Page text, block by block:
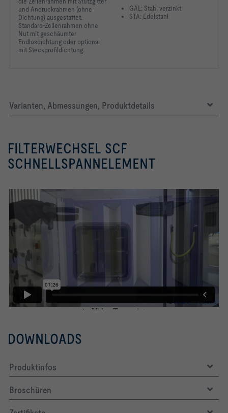
und Andruckrahmen (ohne
Dichtung) ausgestattet.
Standard-Zellenrahmen ohne
Nut mit geschäumter
Endlosdichtung oder optional
mit Steckprofildichtung.
GAL: Stahl verzinkt
STA: Edelstahl
Varianten, Abmessungen, Produktdetails
FILTERWECHSEL SCF
SCHNELLSPANNELEMENT
DOWNLOADS
Produktinfos
Broschüren